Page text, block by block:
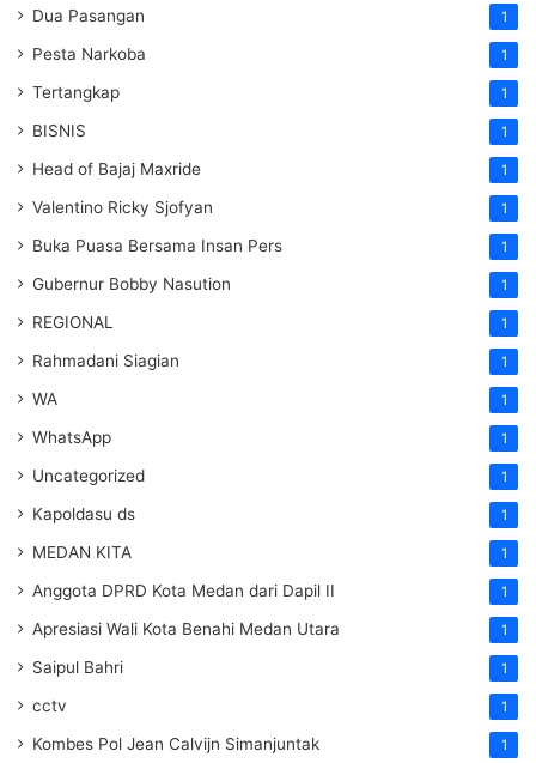
Dua Pasangan 1
Pesta Narkoba 1
Tertangkap 1
BISNIS 1
Head of Bajaj Maxride 1
Valentino Ricky Sjofyan 1
Buka Puasa Bersama Insan Pers 1
Gubernur Bobby Nasution 1
REGIONAL 1
Rahmadani Siagian 1
WA 1
WhatsApp 1
Uncategorized 1
Kapoldasu ds 1
MEDAN KITA 1
Anggota DPRD Kota Medan dari Dapil II 1
Apresiasi Wali Kota Benahi Medan Utara 1
Saipul Bahri 1
cctv 1
Kombes Pol Jean Calvijn Simanjuntak 1